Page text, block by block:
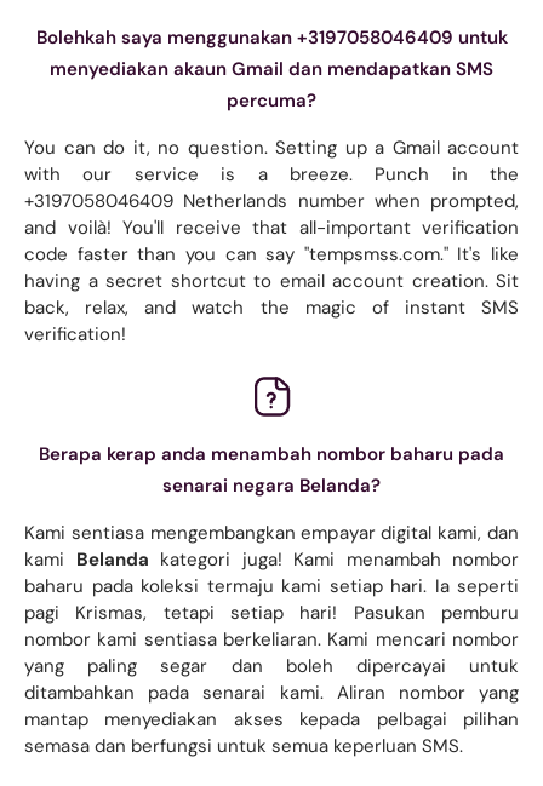
Bolehkah saya menggunakan +3197058046409 untuk
menyediakan akaun Gmail dan mendapatkan SMS
percuma?
You can do it, no question. Setting up a Gmail account
with our service is a breeze. Punch in the
+3197058046409 Netherlands number when prompted,
and voilà! You'll receive that all-important verification
code faster than you can say "tempsmss.com." It's like
having a secret shortcut to email account creation. Sit
back, relax, and watch the magic of instant SMS
verification!
Berapa kerap anda menambah nombor baharu pada
senarai negara Belanda?
Kami sentiasa mengembangkan empayar digital kami, dan
kami Belanda kategori juga! Kami menambah nombor
baharu pada koleksi termaju kami setiap hari. Ia seperti
pagi Krismas, tetapi setiap hari! Pasukan pemburu
nombor kami sentiasa berkeliaran. Kami mencari nombor
yang paling segar dan boleh dipercayai untuk
ditambahkan pada senarai kami. Aliran nombor yang
mantap menyediakan akses kepada pelbagai pilihan
semasa dan berfungsi untuk semua keperluan SMS.